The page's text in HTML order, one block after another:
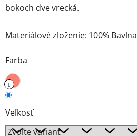
bokoch dve vrecká.
Materiálové zloženie: 100% Bavlna
Farba
Veľkosť